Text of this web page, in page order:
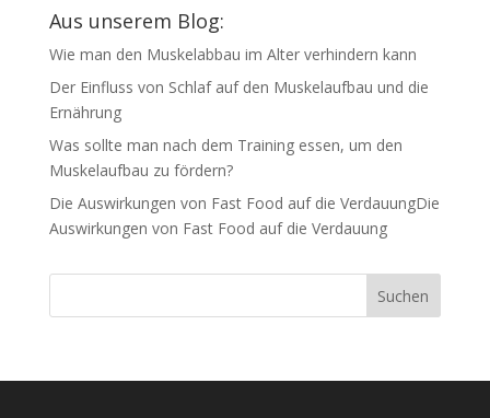
Aus unserem Blog:
Wie man den Muskelabbau im Alter verhindern kann
Der Einfluss von Schlaf auf den Muskelaufbau und die
Ernährung
Was sollte man nach dem Training essen, um den
Muskelaufbau zu fördern?
Die Auswirkungen von Fast Food auf die VerdauungDie
Auswirkungen von Fast Food auf die Verdauung